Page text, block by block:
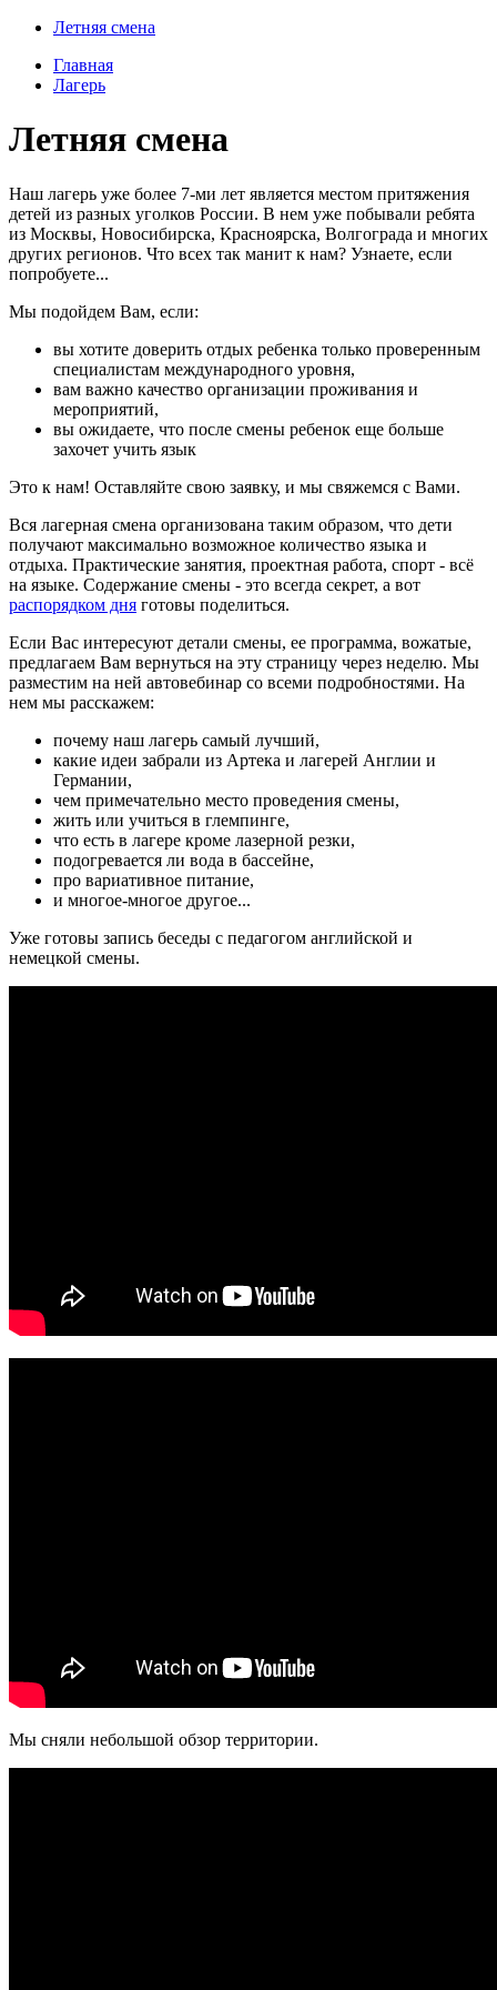
Летняя смена
Главная
Лагерь
Летняя смена
Наш лагерь уже более 7-ми лет является местом притяжения
детей из разных уголков России. В нем уже побывали ребята
из Москвы, Новосибирска, Красноярска, Волгограда и многих
других регионов. Что всех так манит к нам? Узнаете, если
попробуете...
Мы подойдем Вам, если:
вы хотите доверить отдых ребенка только проверенным
специалистам международного уровня,
вам важно качество организации проживания и
мероприятий,
вы ожидаете, что после смены ребенок еще больше
захочет учить язык
Это к нам! Оставляйте свою заявку, и мы свяжемся с Вами.
Вся лагерная смена организована таким образом, что дети
получают максимально возможное количество языка и
отдыха. Практические занятия, проектная работа, спорт - всё
на языке. Содержание смены - это всегда секрет, а вот
распорядком дня готовы поделиться.
Если Вас интересуют детали смены, ее программа, вожатые,
предлагаем Вам вернуться на эту страницу через неделю. Мы
разместим на ней автовебинар со всеми подробностями. На
нем мы расскажем:
почему наш лагерь самый лучший,
какие идеи забрали из Артека и лагерей Англии и
Германии,
чем примечательно место проведения смены,
жить или учиться в глемпинге,
что есть в лагере кроме лазерной резки,
подогревается ли вода в бассейне,
про вариативное питание,
и многое-многое другое...
Уже готовы запись беседы с педагогом английской и
немецкой смены.
Мы сняли небольшой обзор территории.